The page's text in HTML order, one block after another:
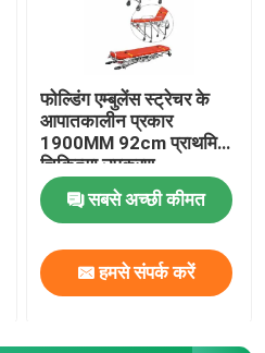
फोल्डिंग एम्बुलेंस स्ट्रेचर के
आपातकालीन प्रकार
1900MM 92cm प्राथमिक
चिकित्सा उपकरण
सबसे अच्छी कीमत
हमसे संपर्क करें